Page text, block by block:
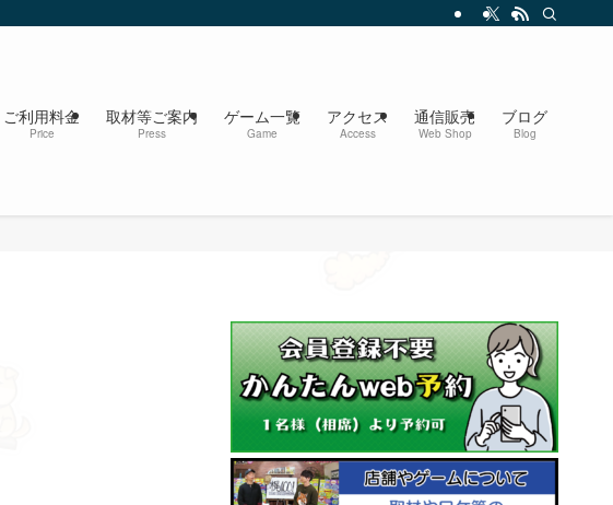
ご利用料金
Price
取材等ご案内
Press
ゲーム一覧
Game
アクセス
Access
通信販売
Web Shop
ブログ
Blog